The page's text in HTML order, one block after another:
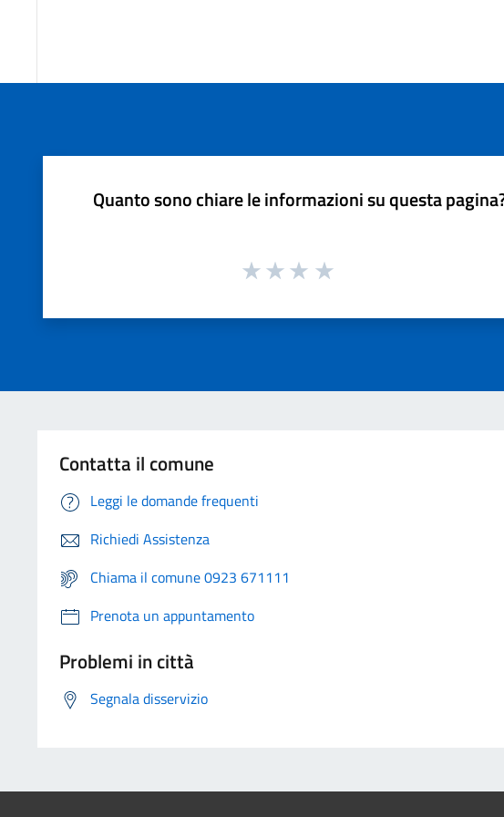
Quanto sono chiare le informazioni su questa
Contatta il comune
Leggi le domande frequenti
Richiedi Assistenza
Chiama il comune 0923 671111
Prenota un appuntamento
Problemi in città
Segnala disservizio